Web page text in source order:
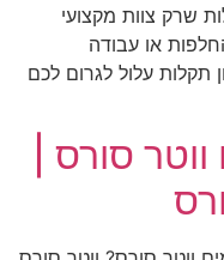
שרק צוות מקצועי
או עבודה
תקלות עלול לגרום לכם
סורס |